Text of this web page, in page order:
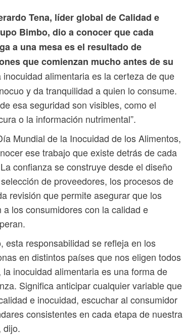
Tena, líder global de Calidad e
Bimbo, dio a conocer que cada
a una mesa es el resultado de
que comienzan mucho antes de su
inocuidad alimentaria es la certeza de que
y da tranquilidad a quien lo consume.
esa seguridad son visibles, como el
o la información nutrimental”.
Mundial de la Inocuidad de los Alimentos,
ese trabajo que existe detrás de cada
confianza se construye desde el diseño
de proveedores, los procesos de
revisión que permite asegurar que los
a los consumidores con la calidad e
esta responsabilidad se refleja en los
en distintos países que nos eligen todos
inocuidad alimentaria es una forma de
Significa anticipar cualquier variable que
e inocuidad, escuchar al consumidor
consistentes en cada etapa de nuestra
dijo.